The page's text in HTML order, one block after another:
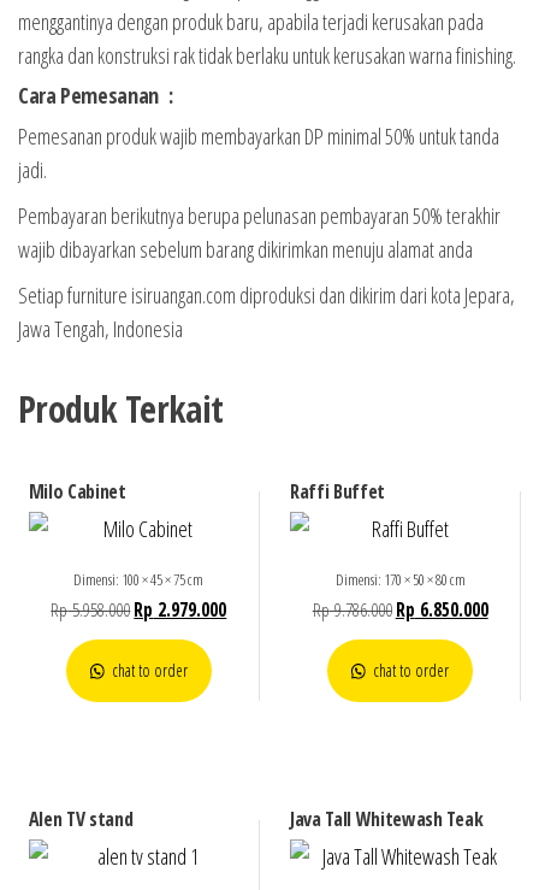
menggantinya dengan produk baru, apabila terjadi kerusakan pada
rangka dan konstruksi rak tidak berlaku untuk kerusakan warna finishing.
Cara Pemesanan :
Pemesanan produk wajib membayarkan DP minimal 50% untuk tanda
jadi.
Pembayaran berikutnya berupa pelunasan pembayaran 50% terakhir
wajib dibayarkan sebelum barang dikirimkan menuju alamat anda
Setiap furniture isiruangan.com diproduksi dan dikirim dari kota Jepara,
Jawa Tengah, Indonesia
Produk Terkait
Milo Cabinet
Dimensi: 100 × 45 × 75 cm
Rp5.958.000Rp 2.979.000
chat to order
Raffi Buffet
Dimensi: 170 × 50 × 80 cm
Rp9.786.000 Rp 6.850.000
chat to order
Alen TV stand Java Tall Whitewash Teak